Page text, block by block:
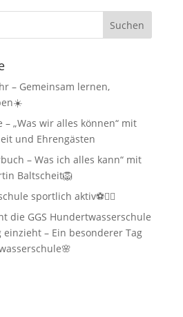
– Gemeinsam lernen,
– „Was wir alles können“ mit
und Ehrengästen
– Was ich alles kann“ mit
Baltscheit🦁
sportlich aktiv⚽🏃‍♂️
die GGS Hundertwasserschule
– Ein besonderer Tag